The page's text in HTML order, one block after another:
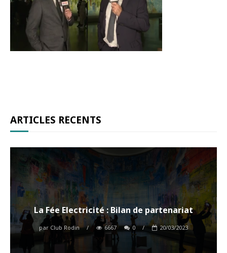
ARTICLES RÉCENTS
La Fée Electricité : Bilan de partenariat
par Club Rodin / 6667 0 / 20/03/2023